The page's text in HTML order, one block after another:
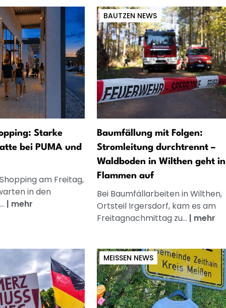
Starke
bei PUMA und
am Freitag,
in den
| mehr
BAUTZEN NEWS
Baumfällung mit Folgen:
Stromleitung durchtrennt –
Waldboden in Wilthen geht in
Flammen auf
Bei Baumfällarbeiten in Wilthen,
Ortsteil Irgersdorf, kam es am
Freitagnachmittag zu... | mehr
MEISSEN NEWS